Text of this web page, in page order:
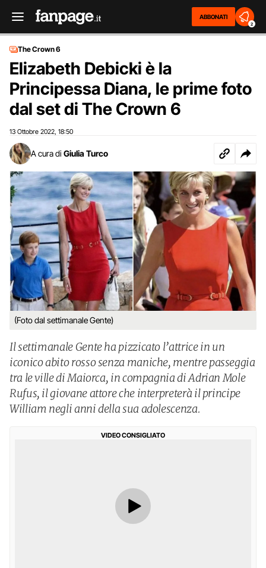
ABBONATI
2
The Crown 6
Elizabeth Debicki è la
Principessa Diana, le prime foto
dal set di The Crown 6
13 Ottobre 2022 18:50
A cura di Giulia Turco
(Foto dal settimanale Gente)
Il settimanale Gente ha pizzicato l’attrice in un
iconico abito rosso senza maniche, mentre passeggia
tra le ville di Maiorca, in compagnia di Adrian Mole
Rufus, il giovane attore che interpreterà il principe
William negli anni della sua adolescenza.
VIDEO CONSIGLIATO